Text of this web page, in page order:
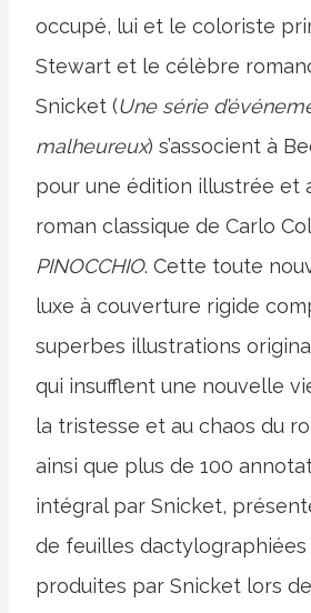
occupé, lui et le coloriste
Stewart et le célèbre
Snicket (Une série
malheureux) s’associent à
pour une édition illustrée et
roman classique de Carlo
PINOCCHIO. Cette toute
luxe à couverture rigide
superbes illustrations
qui insufflent une nouvelle
la tristesse et au chaos du
ainsi que plus de 100
intégral par Snicket,
de feuilles dactylographiées
produites par Snicket lors